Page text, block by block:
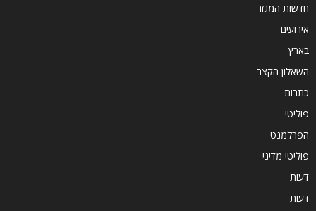
חדשות המגזר
אירועים
בארץ
השאלון הקצר
כתבות
פוליטי
הפרלמנט
פוליטי מדיני
דעות
דעות